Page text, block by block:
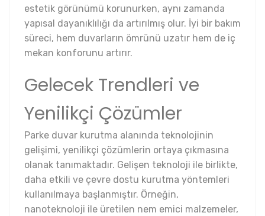
estetik görünümü korunurken, aynı zamanda
yapısal dayanıklılığı da artırılmış olur. İyi bir bakım
süreci, hem duvarların ömrünü uzatır hem de iç
mekan konforunu artırır.
Gelecek Trendleri ve
Yenilikçi Çözümler
Parke duvar kurutma alanında teknolojinin
gelişimi, yenilikçi çözümlerin ortaya çıkmasına
olanak tanımaktadır. Gelişen teknoloji ile birlikte,
daha etkili ve çevre dostu kurutma yöntemleri
kullanılmaya başlanmıştır. Örneğin,
nanoteknoloji ile üretilen nem emici malzemeler,